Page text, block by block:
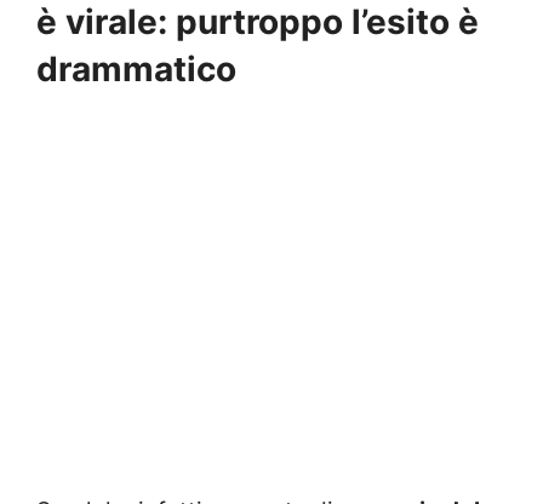
è virale: purtroppo l’esito è
drammatico